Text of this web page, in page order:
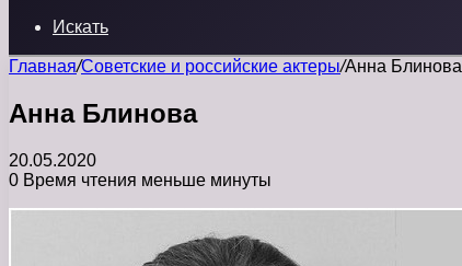
Искать
Главная/Советские и российские актеры/Анна Блинова
Анна Блинова
20.05.2020
0 Время чтения меньше минуты